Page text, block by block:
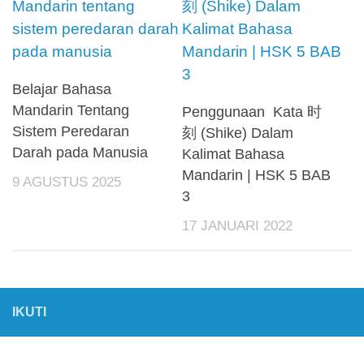
Belajar Bahasa
Mandarin Tentang
Sistem Peredaran
Darah pada Manusia
9 AGUSTUS 2025
Penggunaan Kata 时
刻 (Shike) Dalam
Kalimat Bahasa
Mandarin | HSK 5 BAB
3
17 JANUARI 2022
IKUTI